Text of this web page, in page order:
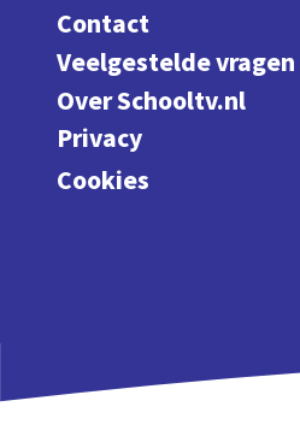
Contact
Veelgestelde vragen
Over Schooltv.nl
Privacy
Cookies